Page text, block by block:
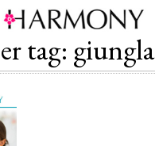
tag: giungla